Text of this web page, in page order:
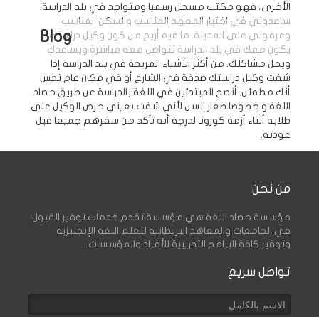
Blog
الأخرى، فهو مكتب مسجل رسميا ومتواجد في بلد الدراسة.
ساعدوني في اختيار المعهد المناسب والسكن المناسب
وعرفوني على المدينة. ما فيه أريح من كون وكيل دراستك
يكون معك في بلد الدراسة تتواصل معه مباشرة ويساعدك
ويحل مشاكلك. من أكثر الأشياء المريحة في بلد الدراسة إذا
شفت وكيل دراستك صدفة في الشارع أو في مكان عام تحس
أنك مطمئن. أنصح المبتدئين في اللغة بالدراسة عن طريق حصاد
اللغة و خصوصا صغار السن لأني شفت بعيني حرص الوكيل على
طلابه أثناء أزمة كورونا لدرجة أنه تأكد من سفرهم جميعا قبل
عودته.
من نحن
مؤسسة حصاد اللغة هي مؤسسة تقدم خدمات توفير القبول
في الجامعات والمعاهد البريطانية لتعلم اللغة الإنجليزية
وتوفير كافة البرامج التدريبية للأفراد والمؤسسات .
تواصل سريع